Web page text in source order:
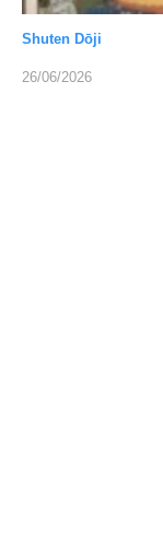
Shuten Dōji
26/06/2026